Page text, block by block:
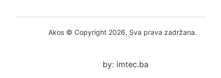
Akos © Copyright 2026, Sva prava zadržana.
by: imtec.ba